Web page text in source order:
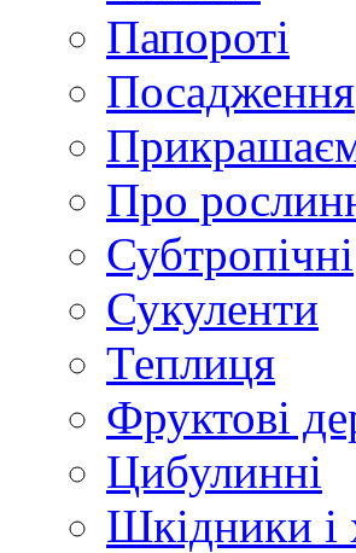
Папороті
Посадження
Про
Субтропічні
Сукуленти
Теплиця
Фруктові
Цибулинні
Шкідники і